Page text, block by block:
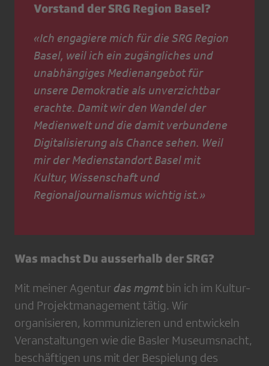
Vorstand der SRG Region Basel?
«Ich engagiere mich für die SRG Region
Basel, weil ich ein zugängliches und
unabhängiges Medienangebot für
unsere Demokratie als unverzichtbar
erachte. Damit wir den Wandel der
Medienwelt und die damit verbundene
Digitalisierung als Chance sehen. Weil
mir der Medienstandort Basel mit
Kultur, Wissenschaft und
Regionaljournalismus wichtig ist.»
Was machst Du ausserhalb der SRG?
Mit meiner Agentur das mgmtbin ich im Kultur-
und Projektmanagement tätig. Wir
organisieren, kommunizieren und entwickeln
Veranstaltungen wie die Basler Museumsnacht,
beschäftigen uns mit der Bespielung des